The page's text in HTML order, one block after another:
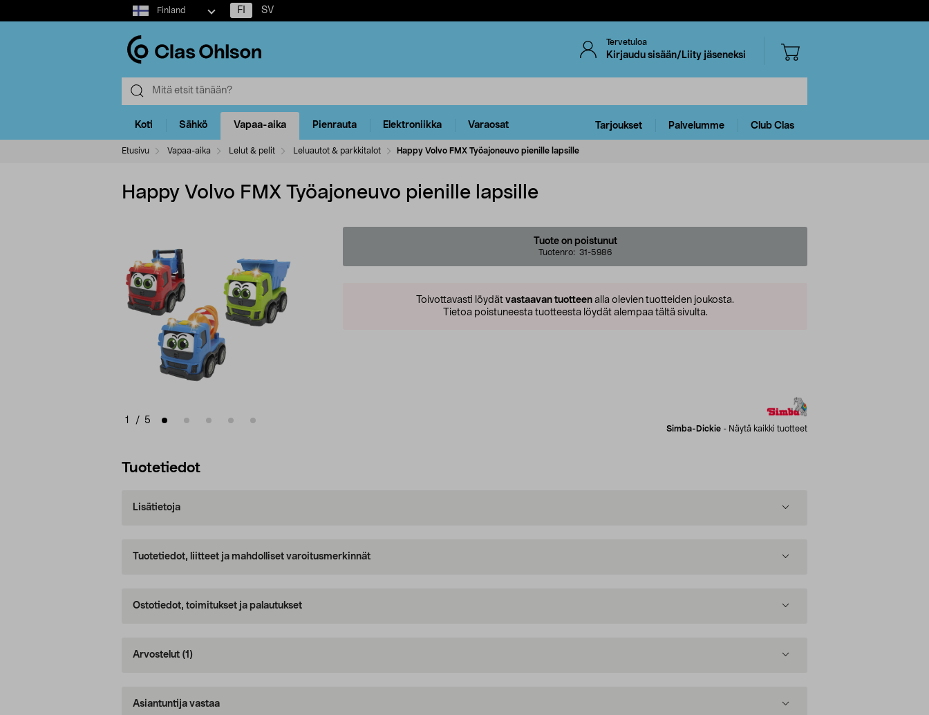
Select
market
Finland FI SV
Tervetuloa
Kirjaudu sisään/Liity jäseneksi
Koti Sähkö Vapaa-aika Pienrauta Elektroniikka Varaosat Tarjoukset Palvelumme Club Clas
Etusivu Vapaa-aika Lelut & pelit Leluautot & parkkitalot Happy Volvo FMX Työajoneuvo pienille lapsille
Happy Volvo FMX Työajoneuvo pienille lapsille
1 / 5
Tuote on poistunut
Tuotenro: 31-5986
Toivottavasti löydät vastaavan tuotteen alla olevien tuotteiden joukosta.
Tietoa poistuneesta tuotteesta löydät alempaa tältä sivulta.
Simba-Dickie - Näytä kaikki tuotteet
Tuotetiedot
Lisätietoja
Tuotetiedot, liitteet ja mahdolliset varoitusmerkinnät
Ostotiedot, toimitukset ja palautukset
Arvostelut (1)
Asiantuntija vastaa